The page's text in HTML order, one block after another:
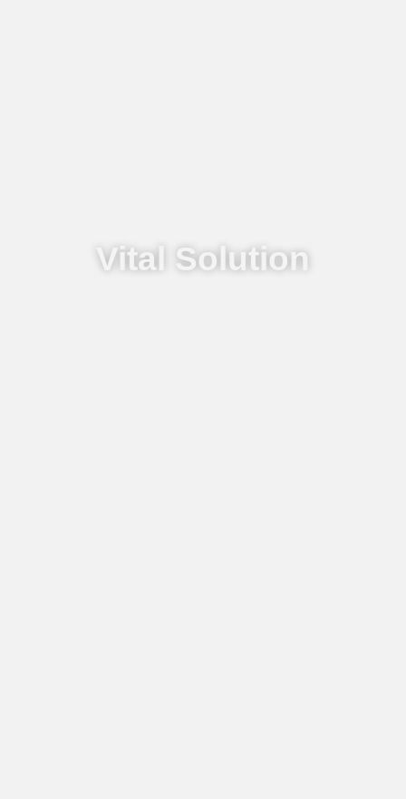
Vital Solution